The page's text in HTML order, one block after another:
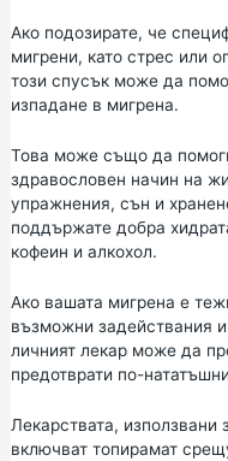
Ако подозирате, че
мигрени, като стрес или
този спусък може да
изпадане в мигрена.
Това може също да
здравословен начин на
упражнения, сън и
поддържате добра
кофеин и алкохол.
Ако вашата мигрена е
възможни задействания
личният лекар може да
предотврати по-
Лекарствата, използвани
включват топирамат